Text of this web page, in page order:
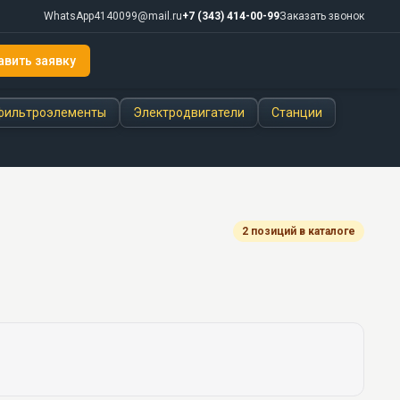
WhatsApp4140099@mail.ru+7 (343) 414-00-99Заказать звонок
заявку
Электродвигатели Станции
2 позиций в каталоге